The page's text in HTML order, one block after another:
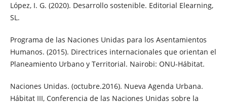
López, I. G. (2020). Desarrollo sostenible. Editorial Elearning,
SL.
Programa de las Naciones Unidas para los Asentamientos
Humanos. (2015). Directrices internacionales que orientan el
Planeamiento Urbano y Territorial. Nairobi: ONU-Hábitat.
Naciones Unidas. (octubre.2016). Nueva Agenda Urbana.
Hábitat III, Conferencia de las Naciones Unidas sobre la